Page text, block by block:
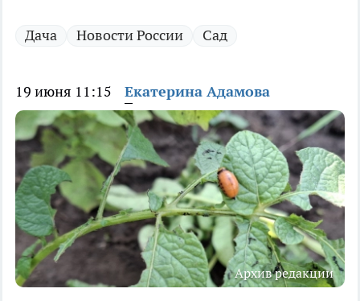
Дача Новости России Сад
19 июня 11:15 Екатерина Адамова
Архив редакции